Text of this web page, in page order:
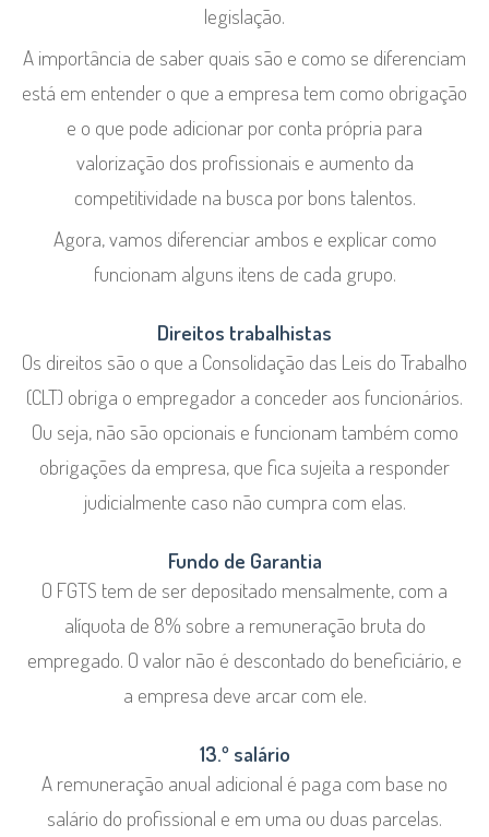
legislação.
A importância de saber quais são e como se diferenciam
está em entender o que a empresa tem como obrigação
e o que pode adicionar por conta própria para
valorização dos profissionais e aumento da
competitividade na busca por bons talentos.
Agora, vamos diferenciar ambos e explicar como
funcionam alguns itens de cada grupo.
Direitos trabalhistas
Os direitos são o que a Consolidação das Leis do Trabalho
(CLT) obriga o empregador a conceder aos funcionários.
Ou seja, não são opcionais e funcionam também como
obrigações da empresa, que fica sujeita a responder
judicialmente caso não cumpra com elas.
Fundo de Garantia
O FGTS tem de ser depositado mensalmente, com a
alíquota de 8% sobre a remuneração bruta do
empregado. O valor não é descontado do beneficiário, e
a empresa deve arcar com ele.
13.º salário
A remuneração anual adicional é paga com base no
salário do profissional e em uma ou duas parcelas.